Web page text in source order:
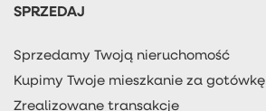
SPRZEDAJ
Sprzedamy Twoją nieruchomość
Kupimy Twoje mieszkanie za gotówkę
Zrealizowane transakcje